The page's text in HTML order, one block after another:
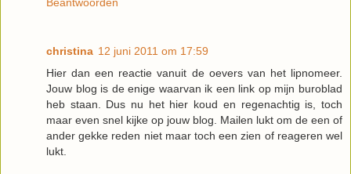
christina 12 juni 2011 om 17:59
Hier dan een reactie vanuit de oevers van het lipnomeer.
Jouw blog is de enige waarvan ik een link op mijn buroblad
heb staan. Dus nu het hier koud en regenachtig is, toch
maar even snel kijke op jouw blog. Mailen lukt om de een of
ander gekke reden niet maar toch een zien of reageren wel
lukt.